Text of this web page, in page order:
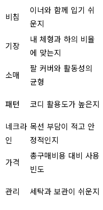
비침
이너와 함께 입기 쉬
운지
기장
내 체형과 하의 비율
에 맞는지
소매
팔 커버와 활동성의
균형
패턴 코디 활용도가 높은지
네크라
인
목선 부담이 적고 안
정적인지
가격
총구매비용 대비 사용
빈도
관리 세탁과 보관이 쉬운지